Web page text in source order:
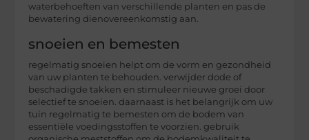
waterbehoeften van verschillende planten en pas de
bewatering dienovereenkomstig aan.
snoeien en bemesten
regelmatig snoeien helpt om de vorm en gezondheid
van uw planten te behouden. verwijder dode of
beschadigde takken en stimuleer nieuwe groei door
selectief te snoeien. daarnaast is het belangrijk om uw
tuin regelmatig te bemesten om de bodem van
essentiële voedingsstoffen te voorzien. gebruik